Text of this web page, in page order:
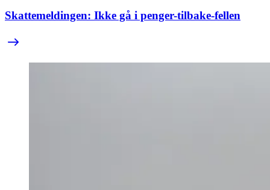
Skattemeldingen: Ikke gå i penger-tilbake-fellen